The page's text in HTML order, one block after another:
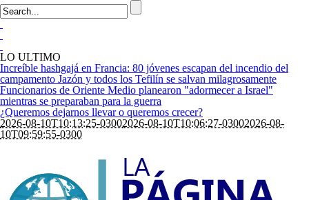
LO ULTIMO
Increíble hashgajá en Francia: 80 jóvenes escapan del incendio del
campamento Jazón y todos los Tefilín se salvan milagrosamente
Funcionarios de Oriente Medio planearon "adormecer a Israel"
mientras se preparaban para la guerra
¿Queremos dejarnos llevar o queremos crecer?
2026-08-10T10:13:25-03002026-08-10T10:06:27-03002026-08-
10T09:59:55-0300